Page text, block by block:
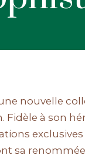
nouvelle
Fidèle à son
sa